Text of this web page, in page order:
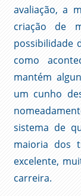
avaliação, a
criação de
possibilidade
como
mantém
um cunho
sistema de
maioria dos
excelente,
carreira.